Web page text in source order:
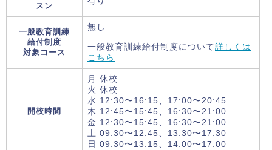
スン
一般教育訓練
給付制度
対象コース
無し
一般教育訓練給付制度について 詳しくは
こちら
開校時間
月 休校
火 休校
水 12:30〜16:15、17:00〜20:45
木 12:45〜15:45、16:30〜21:00
金 12:30〜15:45、16:30〜21:00
土 09:30〜12:45、13:30〜17:30
日 09:30〜13:15、14:00〜17:00